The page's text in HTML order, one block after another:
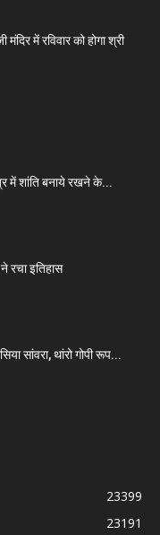
मंदिर में रविवार को होगा श्री
में शांति बनाये रखने के...
रचा इतिहास
सांवरा, थांरो गोपी रूप...
23399
23191